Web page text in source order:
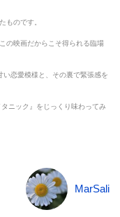
ものです。
の映画だからこそ得られる臨場
恋愛模様と、その裏で緊張感を
ニック』をじっくり味わってみ
MarSali